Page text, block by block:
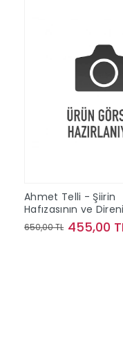
Ahmet Telli - Şiirin
Hafızasının ve
İzinde Bir Yaşam
650,00 TL 455,00